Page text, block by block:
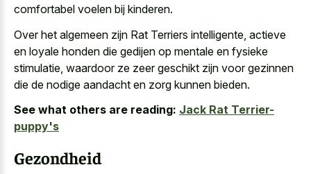
comfortabel voelen bij kinderen.
Over het algemeen zijn Rat Terriers intelligente, actieve
en loyale honden die gedijen op mentale en fysieke
stimulatie, waardoor ze zeer geschikt zijn voor gezinnen
die de nodige aandacht en zorg kunnen bieden.
See what others are reading: Jack Rat Terrier-
puppy's
Gezondheid